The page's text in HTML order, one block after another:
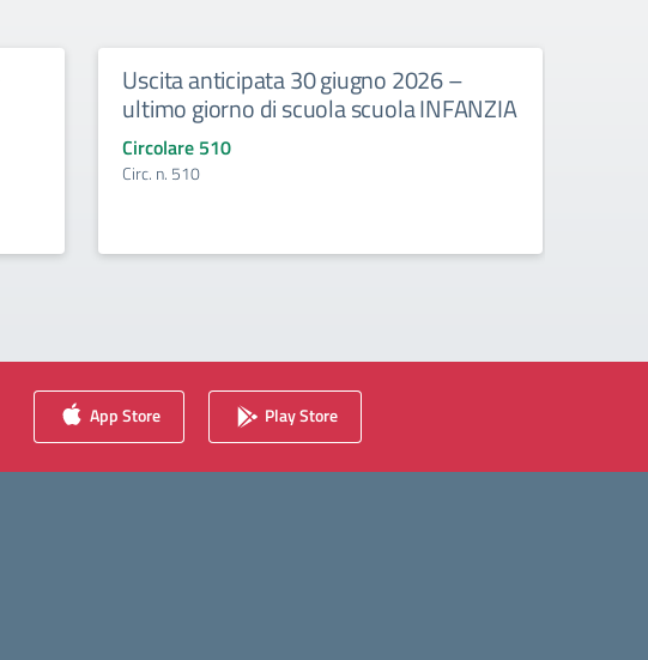
Uscita anticipata 30 giugno 2026 –
ultimo giorno di scuola scuola INFANZIA
Circolare 510
Circ. n. 510
App Store Play Store